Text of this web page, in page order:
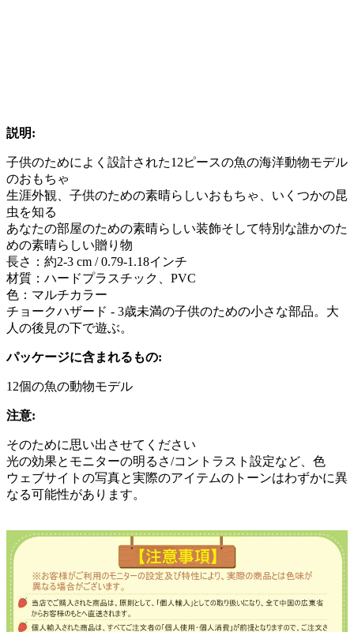
説明:
子供のためによく設計された12ピースの魚の海洋動物モデル
のおもちゃ
生涯外観、子供のための素晴らしいおもちゃ、いくつかの昆
虫を知る
あなたの部屋のための素晴らしい装飾そして特別な誰かのた
めの素晴らしい贈り物
長さ：約2-3 cm / 0.79-1.18インチ
材質：ハードプラスチック、PVC
色：マルチカラー
チョークハザード - 3歳未満の子供のための小さな部品。大
人の後見の下で遊ぶ。
パッケージに含まれるもの:
12個の魚の動物モデル
注意:
そのために思い出させてください
光の効果とモニターの明るさ/コントラスト設定など、色
ウェブサイトの写真と実際のアイテムのトーンはわずかに異
なる可能性があります。